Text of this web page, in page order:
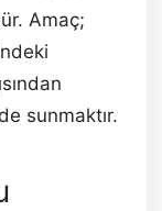
Amaç;
sunmaktır.